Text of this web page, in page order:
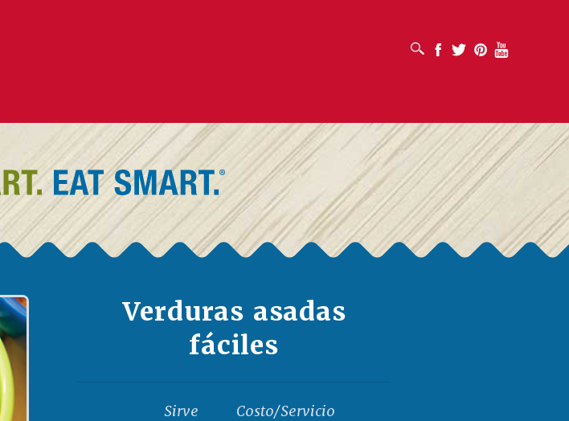
ABRIR CUADRO DE BÚSQUEDA
Facebook
Twitter PinterestYoutube
Verduras asadas
fáciles
Sirve Costo/Servicio